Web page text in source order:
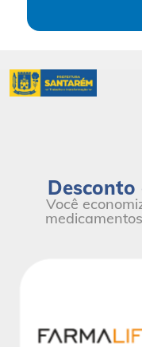
Desconto
Você